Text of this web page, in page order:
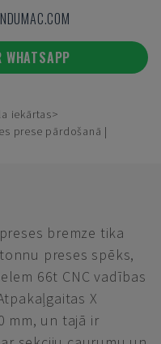
WHATSAPP
iekārtas
prese pārdošanā |
bremze tika
preses spēks,
66t CNC vadības
X
mm, un tajā ir